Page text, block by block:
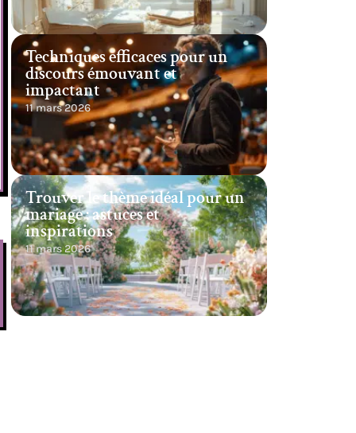
Techniques efficaces pour un
discours émouvant et
impactant
11 mars 2026
Trouver le thème idéal pour un
mariage : astuces et
inspirations
11 mars 2026